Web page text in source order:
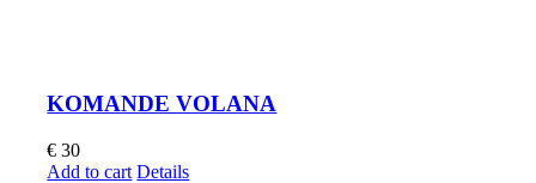
KOMANDE VOLANA
€ 30
Add to cart Details